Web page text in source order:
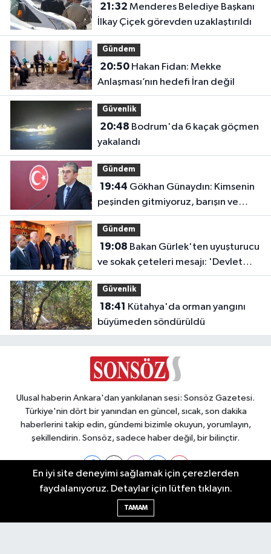
21:32
İlkay Çiçek görevden uzaklaştırıldı
Gündem
20:50Hakan Fidan: Mekke
Anlaşması’nın hedefi İran değil
Güvenlik
20:48
yakalandı
Gündem
19:44
peşinden gitmiyoruz, barışın ve
demokrasinin peşindeyiz
Gündem
19:08
ve sokak çeteleri mesajı: 'Devlet
buradadır'
Güvenlik
18:41
büyümeden söndürüldü
Ulusal haberin Ankara'dan yankılanan sesi: Sonsöz Gazetesi.
Türkiye'nin dört bir yanından en güncel, sıcak, son dakika
haberlerini takip edin, gündemi bizimle okuyun, yorumlayın,
şekillendirin. Sonsöz, sadece haber değil, bir bilinçtir.
Ankara Nöbetçi Eczaneler
En iyi site deneyimi sağlamak için çerezlerden
faydalanıyoruz. Detaylar için lütfen tıklayın.
TAMAM